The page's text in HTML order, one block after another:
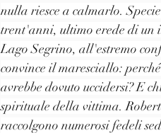
nulla riesce a calmarlo.
trent'anni, ultimo erede di un
Lago Segrino, all'estremo
convince il maresciallo:
avrebbe dovuto uccidersi? E
spirituale della vittima.
raccolgono numerosi fedeli